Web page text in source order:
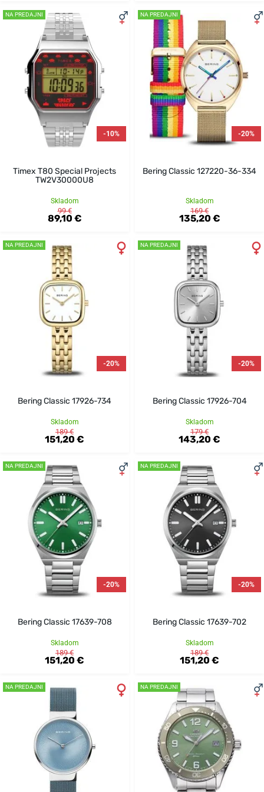
NA PREDAJNI
-10%
Timex T80 Special Projects
TW2V30000U8
Skladom
99 €
89,10 €
NA PREDAJNI
-20%
Bering Classic 127220-36-334
Skladom
169 €
135,20 €
NA PREDAJNI
-20%
Bering Classic 17926-734
Skladom
189 €
151,20 €
NA PREDAJNI
-20%
Bering Classic 17926-704
Skladom
179 €
143,20 €
NA PREDAJNI
-20%
Bering Classic 17639-708
Skladom
189 €
151,20 €
NA PREDAJNI
-20%
Bering Classic 17639-702
Skladom
189 €
151,20 €
NA PREDAJNI NA PREDAJNI